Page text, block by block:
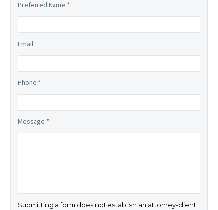
Preferred Name *
Email *
Phone *
Message *
Submitting a form does not establish an attorney-client